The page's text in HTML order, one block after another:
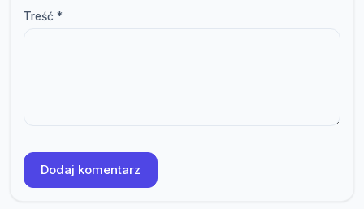
Treść *
Dodaj komentarz